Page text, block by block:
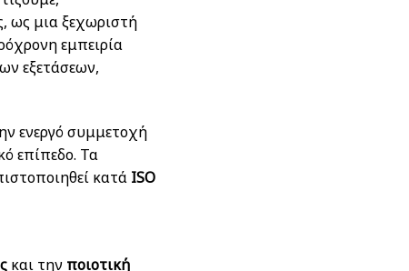
ως μια ξεχωριστή
εμπειρία
εξετάσεων,
ενεργό συμμετοχή
επίπεδο. Τα
κατά ISO
και την ποιοτική